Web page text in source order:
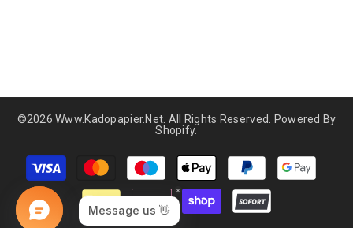
©2026 Www.kadopapier.net. All Rights Reserved. Powered By
Shopify.
Betaalmethoden